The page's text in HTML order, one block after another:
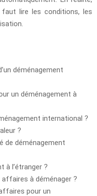
lire les conditions, les
déménagement
un déménagement à
international ?
?
de déménagement
à l’étranger ?
affaires à déménager ?
pour un